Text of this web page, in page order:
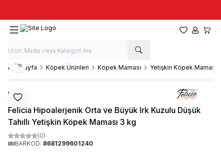
Favorilerim
Hesabım
Ana Sayfa Köpek Ürünleri Köpek Maması Yetişkin Köpek Maması
Favoriye Ekle
Paylaş
Felicia
Felicia Hipoalerjenik Orta ve Büyük Irk Kuzulu Düşük
Tahıllı Yetişkin Köpek Maması 3 kg
(0)
BARKOD: 8681299601240